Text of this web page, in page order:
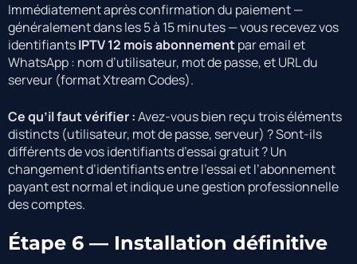
Immédiatement après confirmation du paiement —
généralement dans les 5 à 15 minutes — vous recevez vos
identifiantsIPTV 12 mois abonnementpar email et
WhatsApp : nom d’utilisateur, mot de passe, et URL du
serveur (format Xtream Codes).
Ce qu’il faut vérifier :Avez-vous bien reçu trois éléments
distincts (utilisateur, mot de passe, serveur) ? Sont-ils
différents de vos identifiants d’essai gratuit ? Un
changement d’identifiants entre l’essai et l’abonnement
payant est normal et indique une gestion professionnelle
des comptes.
Étape 6 — Installation définitive